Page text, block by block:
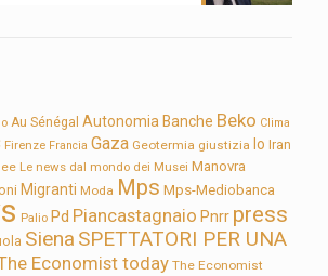
Au Sénégal Autonomia Banche Beko Clima
Firenze Francia Gaza Geotermia giustizia Io Iran
Le news dal mondo dei Musei Manovra
Migranti Moda Mps Mps-Mediobanca
Palio Pd Piancastagnaio Pnrr press
Siena SPETTATORI PER UNA
Economist today The Economist